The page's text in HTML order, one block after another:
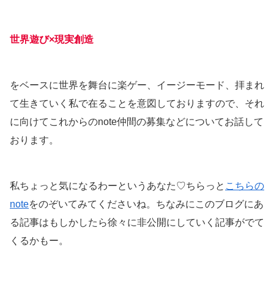
世界遊び×現実創造
をベースに世界を舞台に楽ゲー、イージーモード、拝まれ
て生きていく私で在ることを意図しておりますので、それ
に向けてこれからのnote仲間の募集などについてお話して
おります。
私ちょっと気になるわーというあなた♡ちらっと こちらの
noteをのぞいてみてくださいね。ちなみにこのブログにあ
る記事はもしかしたら徐々に非公開にしていく記事がでて
くるかもー。